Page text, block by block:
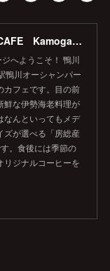
伊勢えびカレーのEBIYA.CAFE Kamogawa 【公式】
へようこそ！ 鴨川
鴨川オーシャンパー
カフェです。目の前
鮮な伊勢海老料理が
なんといってもメデ
ズが選べる「房総産
。食後には季節の
リジナルコーヒーを